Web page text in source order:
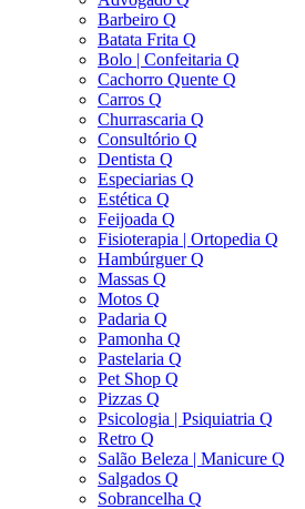
Barbeiro Q
Batata Frita Q
Bolo | Confeitaria Q
Cachorro Quente Q
Carros Q
Churrascaria Q
Consultório Q
Dentista Q
Especiarias Q
Estética Q
Feijoada Q
Fisioterapia | Ortopedia Q
Hambúrguer Q
Massas Q
Motos Q
Padaria Q
Pamonha Q
Pastelaria Q
Pet Shop Q
Pizzas Q
Psicologia | Psiquiatria Q
Retro Q
Salão Beleza | Manicure Q
Salgados Q
Sobrancelha Q